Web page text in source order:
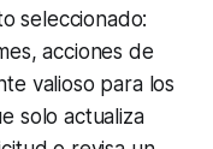
seleccionado:
acciones de
valioso para los
solo actualiza